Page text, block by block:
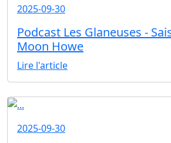
2025-09-30
Podcast Les Glaneuses -
Moon Howe
Lire l'article
2025-09-30